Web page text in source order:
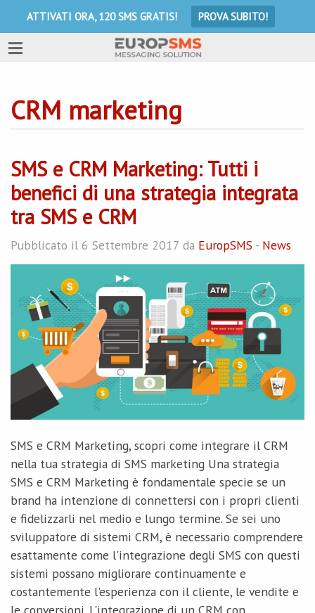
ATTIVATI ORA, 120 SMS GRATIS! PROVA SUBITO!
CRM marketing
SMS e CRM Marketing: Tutti i
benefici di una strategia integrata
tra SMS e CRM
Pubblicato il 6 Settembre 2017 da EuropSMS - News
SMS e CRM Marketing, scopri come integrare il CRM
nella tua strategia di SMS marketing Una strategia
SMS e CRM Marketing è fondamentale specie se un
brand ha intenzione di connettersi con i propri clienti
e fidelizzarli nel medio e lungo termine. Se sei uno
sviluppatore di sistemi CRM, è necessario comprendere
esattamente come l'integrazione degli SMS con questi
sistemi possano migliorare continuamente e
costantemente l'esperienza con il cliente, le vendite e
le conversioni. L'integrazione di un CRM con